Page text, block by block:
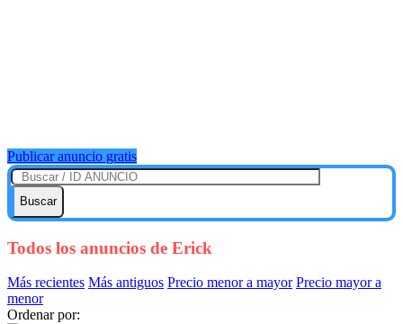
Publicar anuncio gratis
Buscar
Todos los anuncios de Erick
Más recientes Más antiguos Precio menor a mayor Precio mayor a
menor
Ordenar por: